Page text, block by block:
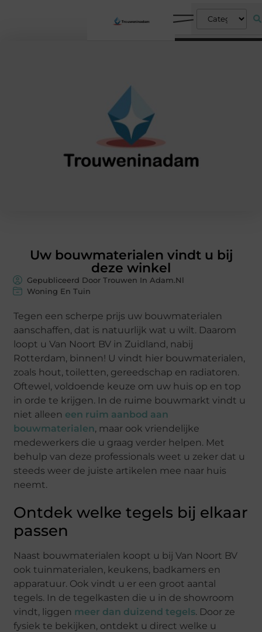
Uw bouwmaterialen vindt u bij
deze winkel
Gepubliceerd Door Trouwen In Adam.nl
Woning En Tuin
Tegen een scherpe prijs uw bouwmaterialen
aanschaffen, dat is natuurlijk wat u wilt. Daarom
loopt u Van Noort BV in Zuidland, nabij
Rotterdam, binnen! U vindt hier bouwmaterialen,
zoals hout, toiletten, gereedschap en radiatoren.
Oftewel, voldoende keuze om uw huis op en top
in orde te krijgen. In de ruime bouwmarkt vindt u
niet alleen een ruim aanbod aan
bouwmaterialen, maar ook vriendelijke
medewerkers die u graag verder helpen. Met
behulp van deze professionals weet u zeker dat u
steeds weer de juiste artikelen mee naar huis
neemt.
Ontdek welke tegels bij elkaar
passen
Naast bouwmaterialen koopt u bij Van Noort BV
ook tuinmaterialen, keukens, badkamers en
apparatuur. Ook vindt u er een groot aantal
tegels. In de tegelkasten die u in de showroom
vindt, liggen meer dan duizend tegels. Door ze
fysiek te bekijken, ontdekt u direct welke u